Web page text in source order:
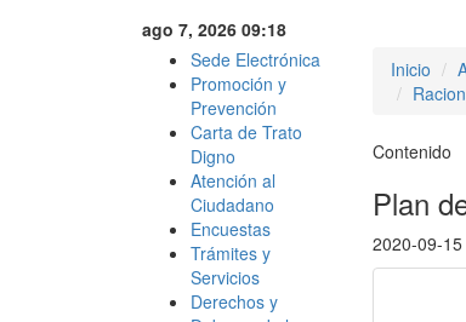
ago 7, 2026 09:18
Sede Electrónica
Promoción y
Prevención
Carta de Trato
Digno
Atención al
Ciudadano
Encuestas
Trámites y
Servicios
Derechos y
Inicio
Contenido
Plan
2020-09-